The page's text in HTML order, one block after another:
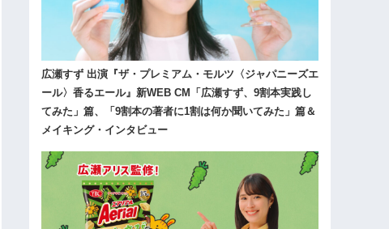
広瀬すず 出演『ザ・プレミアム・モルツ〈ジャパニーズエ
ール〉香るエール』新WEB CM「広瀬すず、9割本実践し
てみた」篇、「9割本の著者に1割は何か聞いてみた」篇＆
メイキング・インタビュー